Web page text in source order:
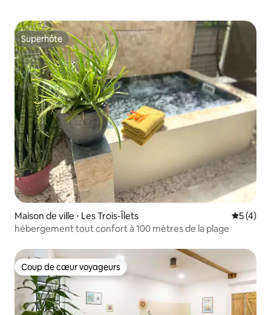
Superhôte
Superhôte
Maison de ville ⋅ Les Trois-Îlets
5 (4)
hébergement tout confort à 100 mètres de la plage
Coup de cœur voyageurs
Coup de cœur voyageurs